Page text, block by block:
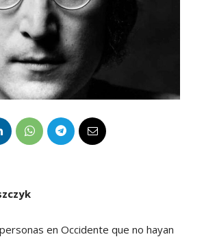
en Occidente que no hayan